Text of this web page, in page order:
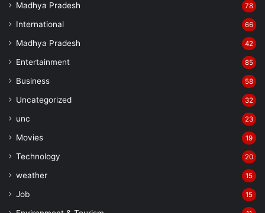
Madhya Pradesh 78
International 66
Madhya Pradesh 42
Entertainment 85
Business 58
Uncategorized 32
unc 23
Movies 19
Technology 20
weather 15
Job 15